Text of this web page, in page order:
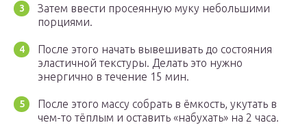
Затем ввести просеянную муку небольшими
порциями.
После этого начать вывешивать до состояния
эластичной текстуры. Делать это нужно
энергично в течение 15 мин.
После этого массу собрать в ёмкость, укутать в
чем-то тёплым и оставить «набухать» на 2 часа.